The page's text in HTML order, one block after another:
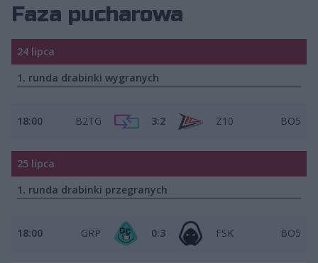
Faza pucharowa
24 lipca
1. runda drabinki wygranych
18:00 B2TG 3:2 Z10 BO5
25 lipca
1. runda drabinki przegranych
18:00 GRP 0:3 FSK BO5